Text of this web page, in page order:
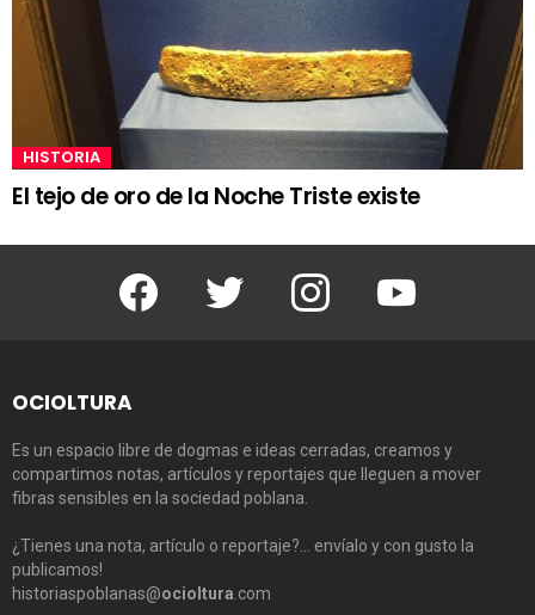
HISTORIA
El tejo de oro de la Noche Triste existe
Facebook Twitter Instagram Youtube
OCIOLTURA
Es un espacio libre de dogmas e ideas cerradas, creamos y
compartimos notas, artículos y reportajes que lleguen a mover
fibras sensibles en la sociedad poblana.
¿Tienes una nota, artículo o reportaje?… envíalo y con gusto la
publicamos!
historiaspoblanas@ocioltura .com